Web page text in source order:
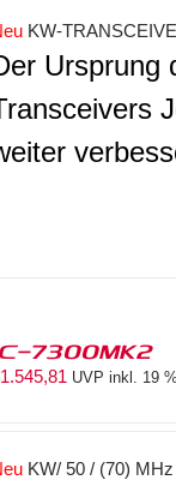
KW-
Ursprung
7300MK2
1.545,81 UVP inkl. 19
KW/ 50 / (70)